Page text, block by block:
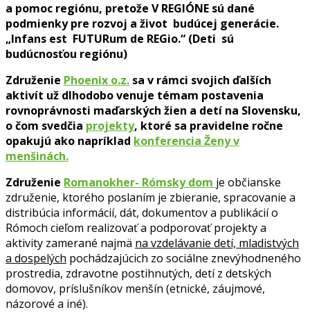
a pomoc regiónu, pretože V REGIÓNE sú dané
podmienky pre rozvoj a život budúcej generácie.
„Infans est FUTURum de REGio.“ (Deti sú
budúcnosťou regiónu)
Združenie Phoenix o.z. sa v rámci svojich ďalších
aktivít už dlhodobo venuje témam postavenia
rovnoprávnosti maďarských žien a detí na Slovensku,
o čom svedčia projekty, ktoré sa pravidelne ročne
opakujú ako napríklad konferencia Ženy v
menšinách.
Združenie Romanokher- Rómsky dom je občianske
združenie, ktorého poslaním je zbieranie, spracovanie a
distribúcia informácií, dát, dokumentov a publikácií o
Rómoch cieľom realizovať a podporovať projekty a
aktivity zamerané najmä na vzdelávanie detí, mladistvých
a dospelých pochádzajúcich zo sociálne znevýhodneného
prostredia, zdravotne postihnutých, detí z detských
domovov, príslušníkov menšín (etnické, záujmové,
názorové a iné).